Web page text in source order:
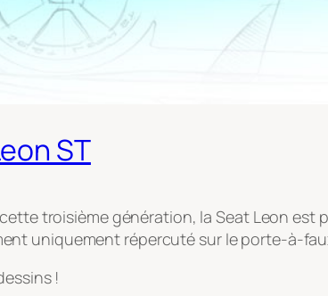
ST
troisième génération, la Seat Leon
uniquement répercuté sur le porte-à-
!